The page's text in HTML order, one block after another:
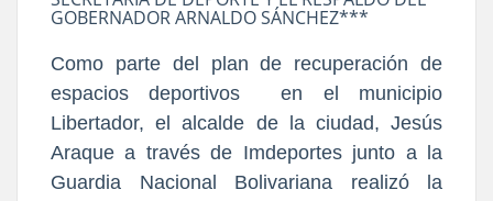
GOBERNADOR ARNALDO SÁNCHEZ***
Como parte del plan de recuperación de
espacios deportivos en el municipio
Libertador, el alcalde de la ciudad, Jesús
Araque a través de Imdeportes junto a la
Guardia Nacional Bolivariana realizó la